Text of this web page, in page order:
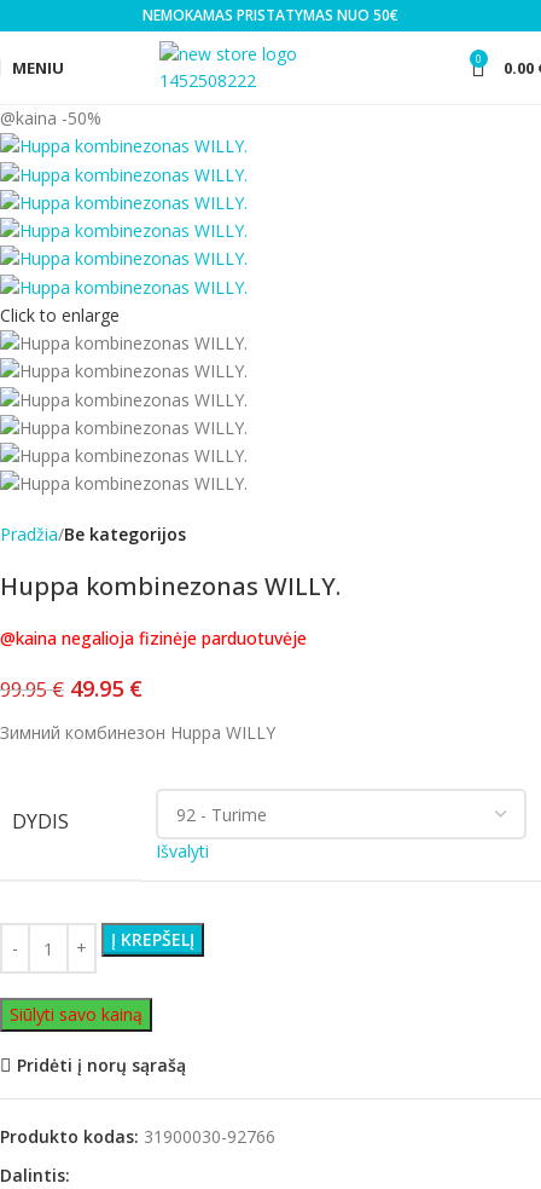
NEMOKAMAS PRISTATYMAS NUO 50€
MENIU 0 0.00
-50%
Click to enlarge
Pradžia Be kategorijos
Huppa kombinezonas WILLY.
@kaina negalioja fizinėje parduotuvėje
99.95€ 49.95 €
Зимний комбинезон Huppa WILLY
DYDIS
Išvalyti
Į KREPŠELĮ
Siūlyti savo kainą
Pridėti į norų sąrašą
Produkto kodas: 31900030-92766
Dalintis: